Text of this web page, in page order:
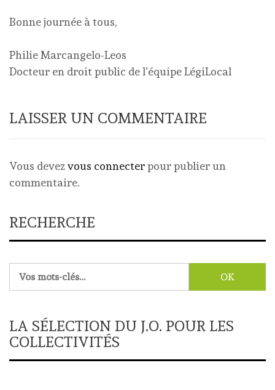
Bonne journée à tous,
Philie Marcangelo-Leos
Docteur en droit public de l’équipe LégiLocal
LAISSER UN COMMENTAIRE
Vous devezvous connecterpour publier un
commentaire.
RECHERCHE
LA SÉLECTION DU J.O. POUR LES
COLLECTIVITÉS